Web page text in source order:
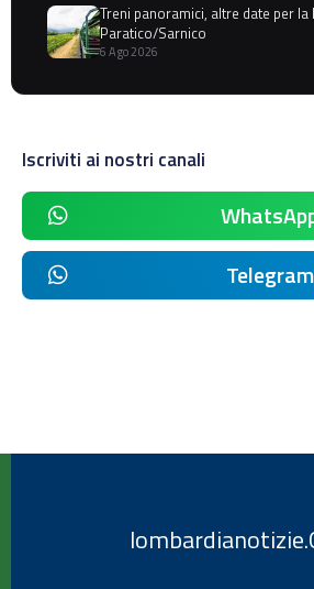
Treni panoramici, altre date per
Paratico/Sarnico
6 Ago 2026
Iscriviti ai nostri canali
Telegram